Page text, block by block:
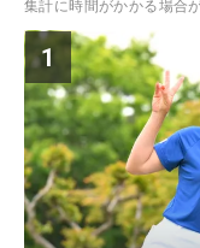
集計に時間がかかる場合
1